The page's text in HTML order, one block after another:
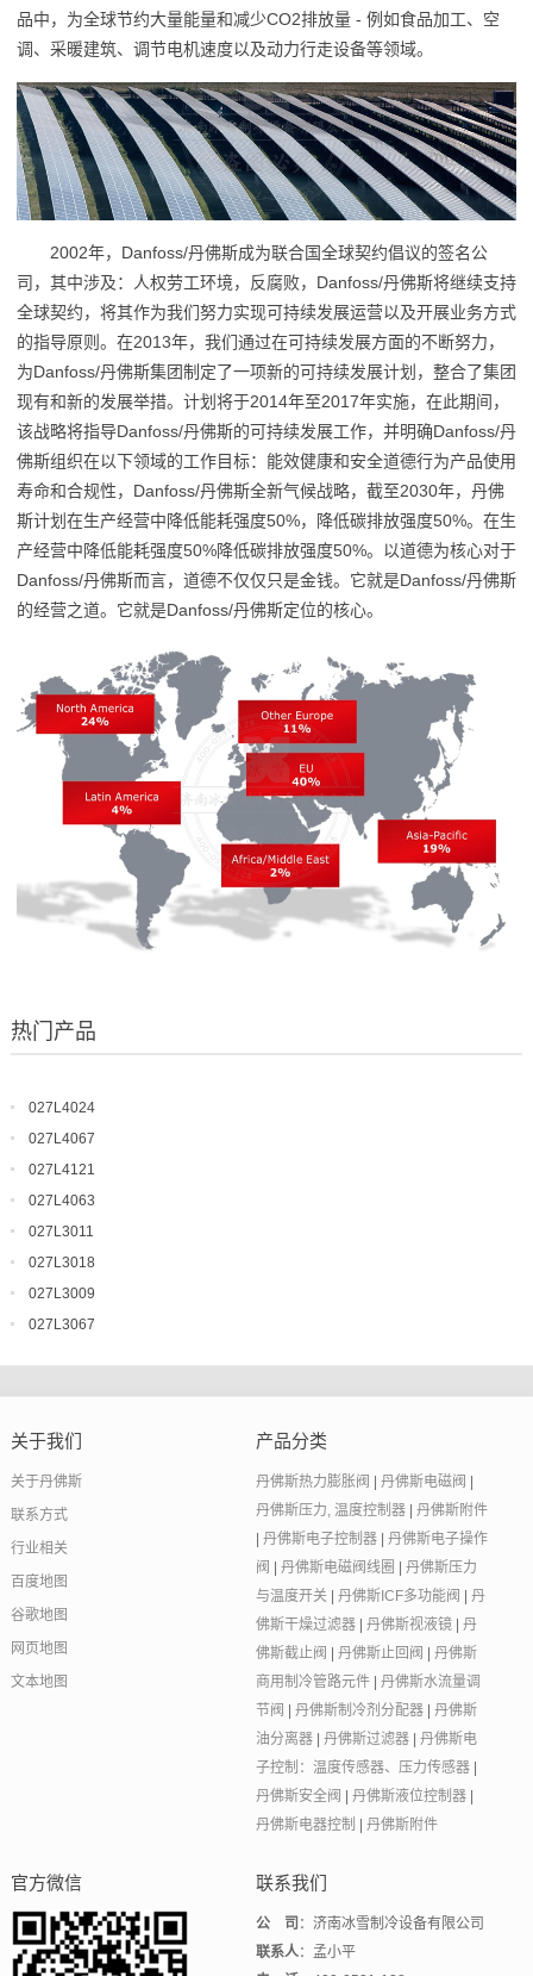
品中，为全球节约大量能量和减少CO2排放量 - 例如食品加工、空
调、采暖建筑、调节电机速度以及动力行走设备等领域。
2002年，Danfoss/丹佛斯成为联合国全球契约倡议的签名公
司，其中涉及：人权劳工环境，反腐败，Danfoss/丹佛斯将继续支持
全球契约，将其作为我们努力实现可持续发展运营以及开展业务方式
的指导原则。在2013年，我们通过在可持续发展方面的不断努力，
为Danfoss/丹佛斯集团制定了一项新的可持续发展计划，整合了集团
现有和新的发展举措。计划将于2014年至2017年实施，在此期间，
该战略将指导Danfoss/丹佛斯的可持续发展工作，并明确Danfoss/丹
佛斯组织在以下领域的工作目标：能效健康和安全道德行为产品使用
寿命和合规性，Danfoss/丹佛斯全新气候战略，截至2030年，丹佛
斯计划在生产经营中降低能耗强度50%，降低碳排放强度50%。在生
产经营中降低能耗强度50%降低碳排放强度50%。以道德为核心对于
Danfoss/丹佛斯而言，道德不仅仅只是金钱。它就是Danfoss/丹佛斯
的经营之道。它就是Danfoss/丹佛斯定位的核心。
热门产品
027L4024
027L4067
027L4121
027L4063
027L3011
027L3018
027L3009
027L3067
关于我们
关于丹佛斯
联系方式
行业相关
百度地图
谷歌地图
网页地图
文本地图
产品分类
丹佛斯热力膨胀阀 |丹佛斯电磁阀 |
丹佛斯压力, 温度控制器 |丹佛斯附件
|丹佛斯电子控制器 |丹佛斯电子操作
阀 |丹佛斯电磁阀线圈 |丹佛斯压力
与温度开关 |丹佛斯ICF多功能阀 |丹
佛斯干燥过滤器 |丹佛斯视液镜 |丹
佛斯截止阀 |丹佛斯止回阀 |丹佛斯
商用制冷管路元件 |丹佛斯水流量调
节阀 |丹佛斯制冷剂分配器 |丹佛斯
油分离器 |丹佛斯过滤器 |丹佛斯电
子控制：温度传感器、压力传感器 |
丹佛斯安全阀 |丹佛斯液位控制器 |
丹佛斯电器控制 |丹佛斯附件
官方微信 联系我们
公 司 ：济南冰雪制冷设备有限公司
联系人：孟小平